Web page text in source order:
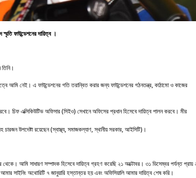
ফাউন্ডেশনের দায়িত্ব ।
আমি নেই। এ ফাউন্ডেশনের গতি তরান্বিত করার জন্য ফাউন্ডেশনের গঠনতন্ত্র, কাঠামো ও কাজের
চিফ এক্সিকিউটিভ অফিসার (সিইও) সেখানে অফিসের প্রধান হিসেবে দায়িত্ব পালন করবে। মীর
চারজন উপদেষ্টা রয়েছেন (স্বাস্থ্য, সমাজকল্যাণ, স্থানীয় সরকার, আইসিটি)।
আমি সাধারণ সম্পাদক হিসেবে দায়িত্ব গ্রহণ করেছি ২১ অক্টোবর। ৩১ ডিসেম্বর পর্যন্ত প্রায়
সাইনিং অথোরিটি ৭ জানুয়ারি হস্তান্তর হয় এবং অফিসিয়ালি আমার দায়িত্ব শেষ করি।